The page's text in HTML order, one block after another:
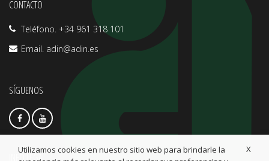
CONTACTO
Teléfono. +34 961 318 101
Email. adin@adin.es
SÍGUENOS
INFO LEGAL
X
Utilizamos cookies en nuestro sitio web para brindarle la